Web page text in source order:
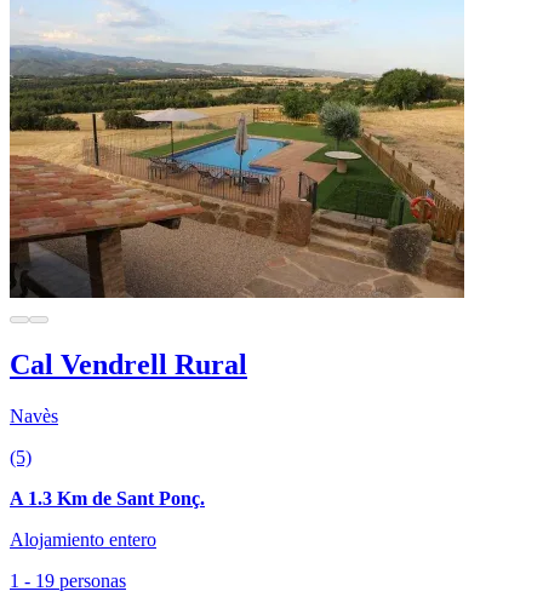
Cal Vendrell Rural
Navès
(5)
A 1.3 Km de Sant Ponç.
Alojamiento entero
1 - 19 personas